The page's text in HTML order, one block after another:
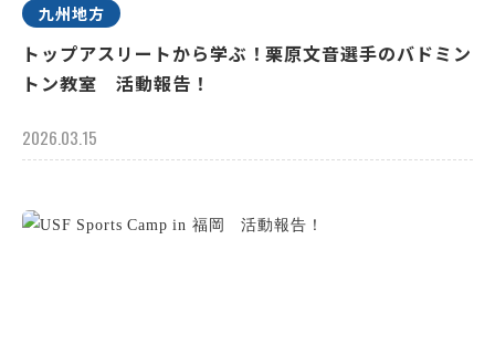
九州地方
トップアスリートから学ぶ！栗原文音選手のバドミン
トン教室 活動報告！
2026.03.15